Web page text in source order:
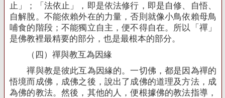
止」；「法依止」，即是依法修行，即是自修、自悟、
自解脫。不能依賴外在的力量，否則就像小鳥依賴母鳥
哺食的階段；不能獨立自主，便不得自在。所以「禪」
是佛教裡最精要的部分，也是最根本的部分。
（四）禪與教互為因緣
禪與教是彼此互為因緣的。一切佛，都是因為禪的
悟境而成佛，成佛之後，說出了成佛的道理及方法，成
為佛的教法。然後，其他的人，便根據佛的教法指導，